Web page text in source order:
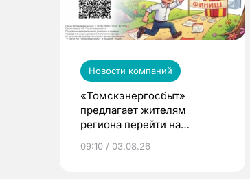
Новости компаний
«Томскэнергосбыт»
предлагает жителям
региона перейти на
выиграть призы
09:10 / 03.08.26